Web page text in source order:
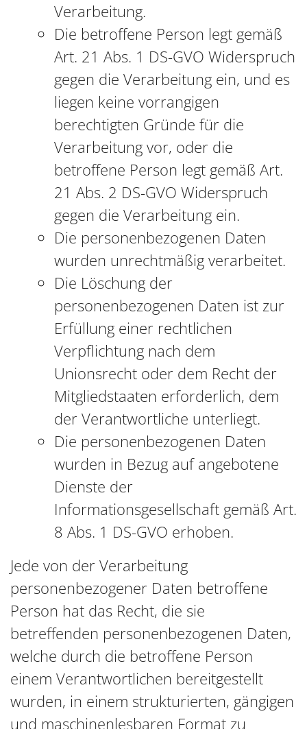
Verarbeitung.
Die betroffene Person legt gemäß
Art. 21 Abs. 1 DS-GVO Widerspruch
gegen die Verarbeitung ein, und es
liegen keine vorrangigen
berechtigten Gründe für die
Verarbeitung vor, oder die
betroffene Person legt gemäß Art.
21 Abs. 2 DS-GVO Widerspruch
gegen die Verarbeitung ein.
Die personenbezogenen Daten
wurden unrechtmäßig verarbeitet.
Die Löschung der
personenbezogenen Daten ist zur
Erfüllung einer rechtlichen
Verpflichtung nach dem
Unionsrecht oder dem Recht der
Mitgliedstaaten erforderlich, dem
der Verantwortliche unterliegt.
Die personenbezogenen Daten
wurden in Bezug auf angebotene
Dienste der
Informationsgesellschaft gemäß Art.
8 Abs. 1 DS-GVO erhoben.
Jede von der Verarbeitung
personenbezogener Daten betroffene
Person hat das Recht, die sie
betreffenden personenbezogenen Daten,
welche durch die betroffene Person
einem Verantwortlichen bereitgestellt
wurden, in einem strukturierten, gängigen
und maschinenlesbaren Format zu